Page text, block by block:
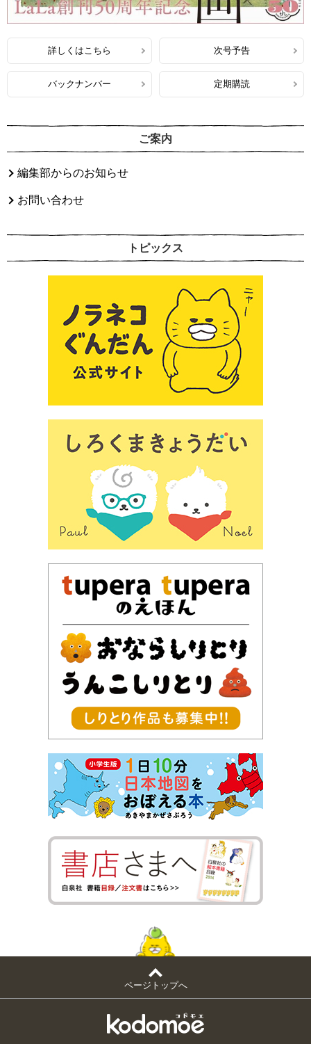
詳しくはこちら 次号予告
バックナンバー 定期購読
ご案内
編集部からのお知らせ
お問い合わせ
トピックス
ページトップへ